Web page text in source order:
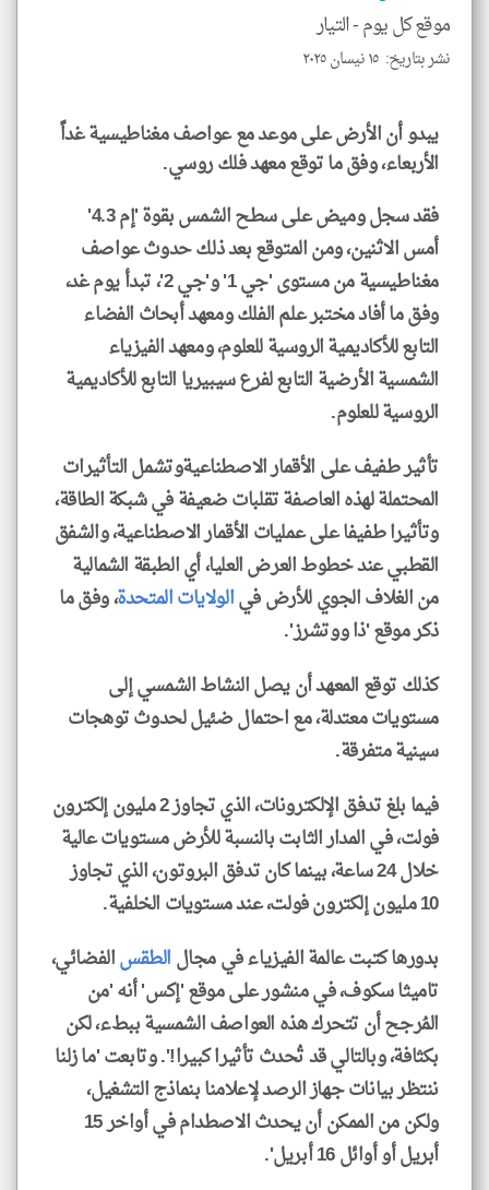
موقع كل يوم -التيار
نشر بتاريخ: ١٥ نيسان ٢٠٢٥
يبدو أن الأرض على موعد مع عواصف مغناطيسية غداً
الأربعاء، وفق ما توقع معهد فلك روسي.
فقد سجل وميض على سطح الشمس بقوة 'إم 4.3'
أمس الاثنين، ومن المتوقع بعد ذلك حدوث عواصف
مغناطيسية من مستوى 'جي 1' و'جي 2'، تبدأ يوم غد،
وفق ما أفاد مختبر علم الفلك ومعهد أبحاث الفضاء
التابع للأكاديمية الروسية للعلوم، ومعهد الفيزياء
الشمسية الأرضية التابع لفرع سيبيريا التابع للأكاديمية
الروسية للعلوم.
تأثير طفيف على الأقمار الاصطناعيةوتشمل التأثيرات
المحتملة لهذه العاصفة تقلبات ضعيفة في شبكة الطاقة،
وتأثيرا طفيفا على عمليات الأقمار الاصطناعية، والشفق
القطبي عند خطوط العرض العليا، أي الطبقة الشمالية
من الغلاف الجوي للأرض فيالولايات المتحدة، وفق ما
ذكر موقع 'ذا ووتشرز'.
كذلك توقع المعهد أن يصل النشاط الشمسي إلى
مستويات معتدلة، مع احتمال ضئيل لحدوث توهجات
سينية متفرقة.
فيما بلغ تدفق الإلكترونات، الذي تجاوز 2 مليون إلكترون
فولت، في المدار الثابت بالنسبة للأرض مستويات عالية
خلال 24 ساعة، بينما كان تدفق البروتون، الذي تجاوز
10 مليون إلكترون فولت، عند مستويات الخلفية.
بدورها كتبت عالمة الفيزياء في مجالالطقسالفضائي،
تاميثا سكوف، في منشور على موقع 'إكس' أنه 'من
المُرجح أن تتحرك هذه العواصف الشمسية ببطء، لكن
بكثافة، وبالتالي قد تُحدث تأثيرا كبيرا!'. وتابعت 'ما زلنا
ننتظر بيانات جهاز الرصد لإعلامنا بنماذج التشغيل،
ولكن من الممكن أن يحدث الاصطدام في أواخر 15
أبريل أو أوائل 16 أبريل'.
klyoum.com